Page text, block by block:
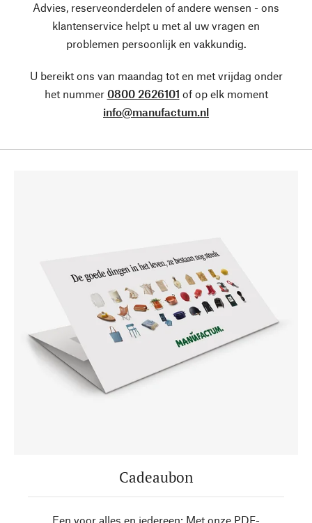
Advies, reserveonderdelen of andere wensen - ons
klantenservice helpt u met al uw vragen en
problemen persoonlijk en vakkundig.
U bereikt ons van maandag tot en met vrijdag onder
het nummer 0800 2626101 of op elk moment
info@manufactum.nl
Cadeaubon
Een voor alles en iedereen: Met onze PDF-